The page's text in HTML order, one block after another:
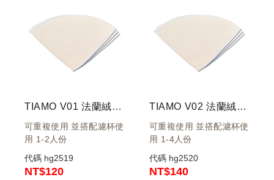
TIAMO V01 法蘭絨咖啡濾布 1-2 杯用 (3枚入)
可重複使用 並搭配濾杯使
用 1-2人份
代碼 hg2519
NT$120
TIAMO V02 法蘭絨咖啡濾布 1-4杯用 (3枚入)
可重複使用 並搭配濾杯使
用 1-4人份
代碼 hg2520
NT$140